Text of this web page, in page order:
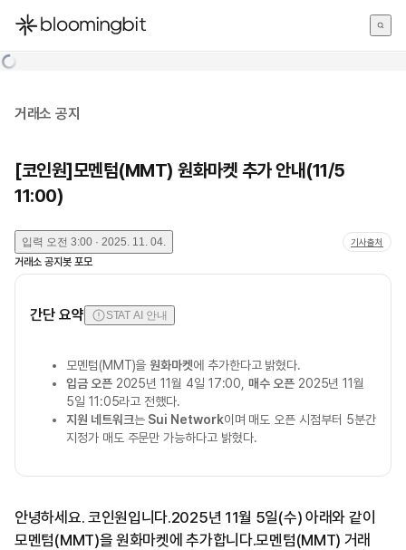
한국어
거래소 공지
[코인원]모멘텀(MMT) 원화마켓 추가 안내(11/5
11:00)
입력 오전 3:00 · 2025. 11. 04. 기사출처
거래소 공지봇 포모
간단 요약 STAT AI 안내
모멘텀(MMT)을원화마켓에 추가한다고 밝혔다.
입금 오픈2025년 11월 4일 17:00,매수 오픈2025년 11월
5일 11:05라고 전했다.
지원 네트워크는 Sui Network이며 매도 오픈 시점부터 5분간
지정가 매도 주문만 가능하다고 밝혔다.
안녕하세요. 코인원입니다.2025년 11월 5일(수) 아래와 같이
모멘텀(MMT)을 원화마켓에 추가합니다.모멘텀(MMT) 거래